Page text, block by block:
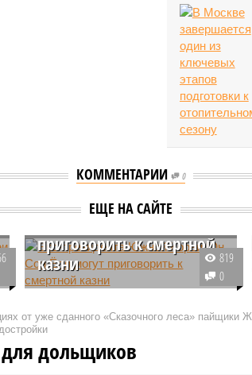
КОММЕНТАРИИ 0
ЕЩЕ НА САЙТЕ
Экс-президента Южной
Кореи Юн Сон Ёля могут
приговорить к смертной
казни
Прокуратура Южной Кореи
президента Юн Сок Ёля
участием в деле о введении
819
0
от уже сданного «Сказочного леса»
дольщиков